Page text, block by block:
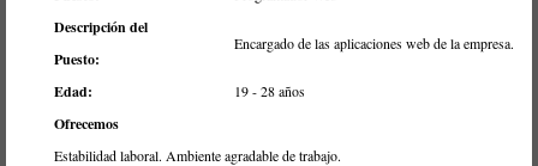
Descripción del
Puesto:
Encargado de las aplicaciones web de la empresa.
Edad: 19 - 28 años
Ofrecemos
Estabilidad laboral. Ambiente agradable de trabajo.